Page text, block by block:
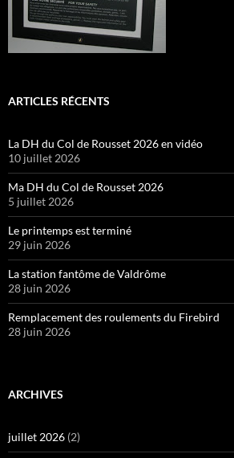
ARTICLES RÉCENTS
La DH du Col de Rousset 2026 en vidéo
10 juillet 2026
Ma DH du Col de Rousset 2026
5 juillet 2026
Le printemps est terminé
29 juin 2026
La station fantôme de Valdrôme
28 juin 2026
Remplacement des roulements du Firebird
28 juin 2026
ARCHIVES
juillet 2026 (2)